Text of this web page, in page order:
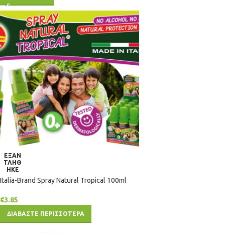
ΕΞΑΝ
ΤΛΗΘ
ΗΚΕ
Italia-Brand Spray Natural Tropical 100ml
€3.85
ΔΙΑΒΑΣΤΕ ΠΕΡΙΣΣΟΤΕΡΑ